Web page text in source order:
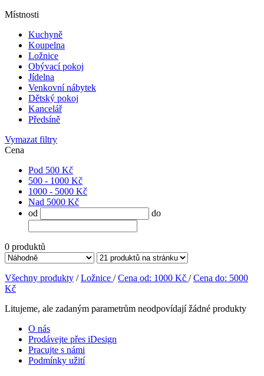
Místnosti
Kuchyně
Koupelna
Ložnice
Obývací pokoj
Jídelna
Venkovní nábytek
Dětský pokoj
Kancelář
Předsíně
Vymazat filtry
Cena
Pod 500 Kč
500 - 1000 Kč
1000 - 5000 Kč
Nad 5000 Kč
od
do
0 produktů
Všechny produkty /Ložnice /Cena od: 1000 Kč /Cena do: 5000
Kč
Litujeme, ale zadaným parametrům neodpovídají žádné produkty
O nás
Prodávejte přes iDesign
Pracujte s námi
Podmínky užití